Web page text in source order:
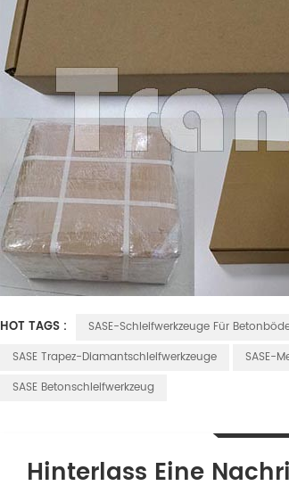
HOT TAGS : SASE-Schleifwerkzeuge Für
SASE Trapez-Diamantschleifwerkzeuge
SASE-
SASE Betonschleifwerkzeug
Hinterlass Eine